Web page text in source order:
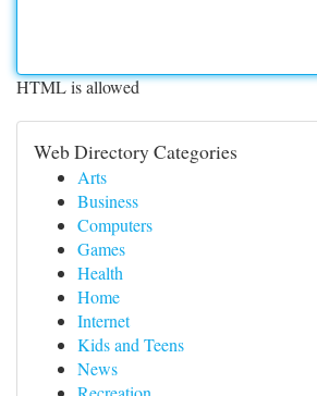
HTML is allowed
Web Directory Categories
Arts
Business
Computers
Games
Health
Home
Internet
Kids and Teens
News